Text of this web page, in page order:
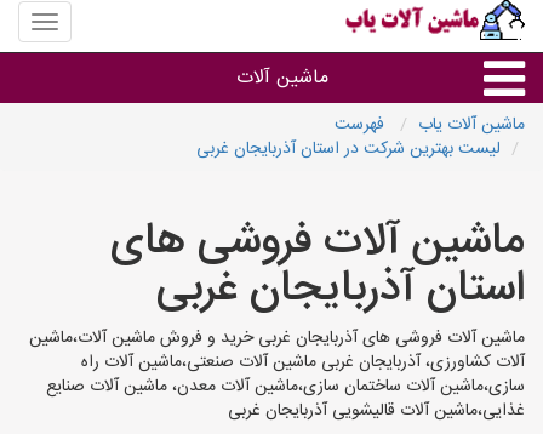
منوی
سایت
آلات
ماشین آلات
ماشین آلات
سایر گروه ها
ماشین آلات
ماشین آلات یاب
فهرست
لیست بهترین شرکت در استان آذربایجان غربی
ماشین آلات فروشی های
استان آذربایجان غربی
ماشین آلات فروشی های آذربایجان غربی خرید و فروش ماشین آلات،ماشین
آلات کشاورزی، آذربایجان غربی ماشین آلات صنعتی،ماشین آلات راه
سازی،ماشین آلات ساختمان سازی،ماشین آلات معدن، ماشین آلات صنایع
غذایی،ماشین آلات قالیشویی آذربایجان غربی